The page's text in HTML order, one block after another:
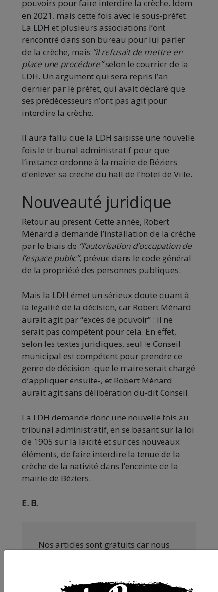
pouvoirs pour faire interdire la crèche. Idem
en 2021, mais cette fois avec le sous-préfet.
La LDH et plusieurs associations l’ont
rencontré dans son bureau pour lui parler
de la crèche, mais “il refusait de mettre en
place une procédure”selon le courrier de la
LDH. Un argument qui sera repris l’an
dernier par le préfet, qui avait déclaré que
ses prédécesseurs n’ont pas agit pour
interdire la crèche.
Il aura fallu que la LDH saisisse une nouvelle
fois le tribunal administratif pour que
l’instance ordonne à la mairie de Béziers
d’enlever sa crèche du hall de l’hôtel de Ville.
Nouveauté juridique
Retour au présent. Cette année, Robert
Ménard a demandé l’installation de la crèche
par le biais de “l’autorisation d’occupation de
l’espace public”, prévue dans le code général
de la propriété des personnes publiques.
Mais la LDH émet un sérieux doute quant à
la légalité de la décision, car Robert Ménard
aurait agit par “excès de pouvoir” : il ne
serait pas compétent pour cela. En effet,
selon les textes juridiques, seul le Conseil
municipal est compétent pour prendre ce
genre de décision -que le maire serait chargé
d’appliquer ensuite-, et Robert Ménard
aurait agit sans délibération du-dit Conseil.
La LDH demande donc une nouvelle fois au
tribunal administratif, en se basant sur la loi
de 1905 sur la laïcité et sur ces nouveaux
éléments, de faire interdire la tenue de la
crèche de la nativité dans l’enceinte de la
mairie de Béziers.
E. B.
Nos articles sont gratuits car nous
toutes et tous. Pourtant, produire